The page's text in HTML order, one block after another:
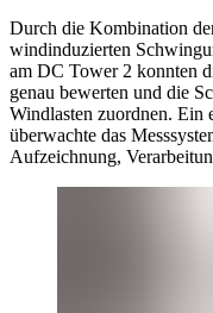
Durch die Kombination
windinduzierten
am DC Tower 2 konnten
genau bewerten und die
Windlasten zuordnen. Ein
überwachte das
Aufzeichnung,